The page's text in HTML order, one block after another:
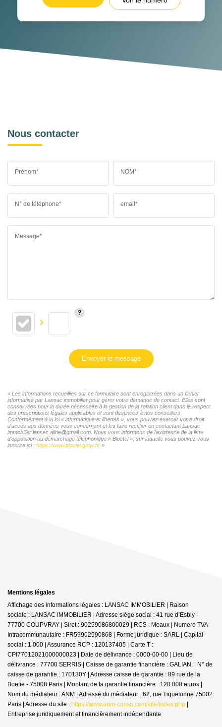
Nous contacter
Prénom* NOM*
N° de téléphone* email*
Message*
Envoyer le message
« Les informations recueillies sur ce formulaire sont enregistrées dans un fichier
informatisé par Lansac immobilier pour gérer votre demande de contact. Elles sont
conservées pour la durée nécessaire à la gestion de la relation client dans le respect
des prescriptions légales applicables et sont destinées à nos conseillers
Conformément à la loi « informatique et libertés », vous pouvez exercer votre droit
d'accès aux données vous concernant et les faire rectifier en contactant Lansac
immobilier lansac.aline@gmail.com. Nous vous informons de l'existence de la liste
d'opposition au démarchage téléphonique « Bloctel », sur laquelle vous pouvez vous
inscrire ici : https://www.bloctel.gouv.fr/»
Mentions légales
Affichage des informations légales : LANSAC IMMOBILIER | Raison
sociale : LANSAC IMMOBILIER | Adresse siège social : 41 rue d’Esbly -
77700 COUPVRAY | Siret : 90259086800029 | RCS : Meaux | Numero TVA
Intracommunautaire : FR59902590868 | Forme juridique : SARL | Capital
social : 1 000 | Assurance RCP : 120137405 | Carte T :
CPI77012021000000023 | Date de délivrance : 0000-00-00 | Lieu de
délivrance : 77700 SERRIS | Caisse de garantie financière : GALIAN. | N° de
caisse de garantie : 170130Y | Adresse caisse de garantie : 89 rue de la
Boetie - 75008 Paris | Montant de la garantie financière : 120.000 euros |
Nom du médiateur : ANM | Adresse du médiateur : 62, rue Tiquetonne 75002
Paris | Adresse du site : https://www.anm-conso.com/site/index.php |
Entreprise juridiquement et financièrement indépendante